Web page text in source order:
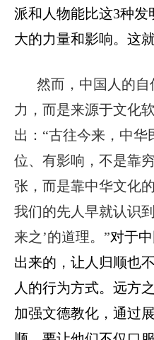
派和人物能比这3种
大的力量和影响。这
然而，中国人的
力，而是来源于文化
出：“古往今来，中
位、有影响，不是靠
张，而是靠中华文化
我们的先人早就认识
来之’的道理。”对于
出来的，让人归顺也
人的行为方式。远方
加强文德教化，通过